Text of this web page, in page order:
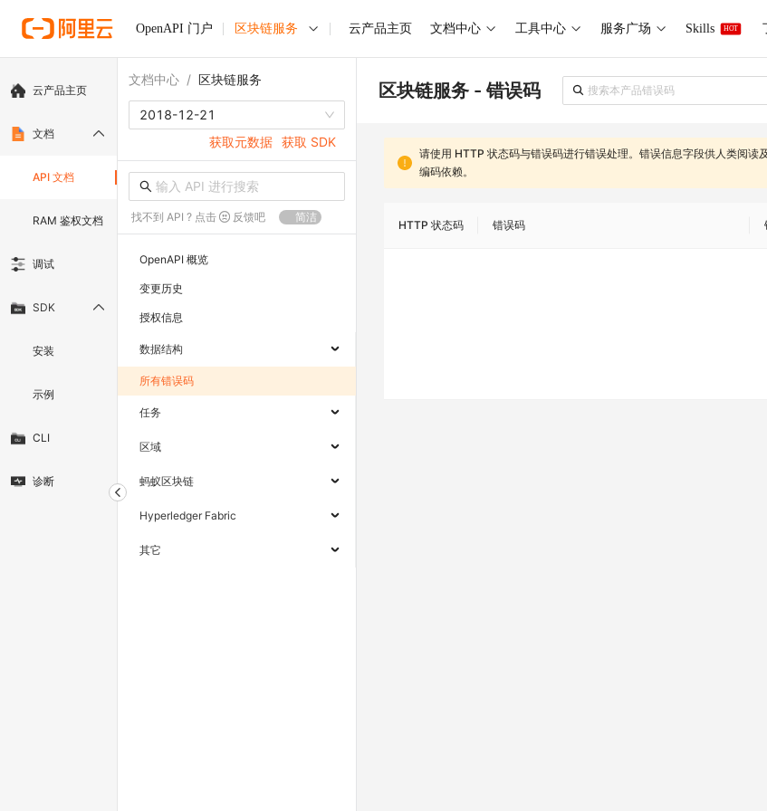
OpenAPI 门户 区块链服务 云产品主页 文档中心 工具中心 服务广场 Skills HOT
云产品主页
文档
API 文档
RAM 鉴权文档
调试
SDK
安装
示例
CLI
诊断
文档中心 / 区块链服务
2018-12-21
获取元数据 获取 SDK
找不到 API ? 点击 反馈吧 简洁
OpenAPI 概览
变更历史
授权信息
数据结构
所有错误码
任务
区域
蚂蚁区块链
Hyperledger Fabric
其它
区块链服务 - 错误码
请使用 HTTP 状态码与错误码进行错误处理。 错误信息字段供人类阅读
编码依赖。
HTTP 状态码 错误码